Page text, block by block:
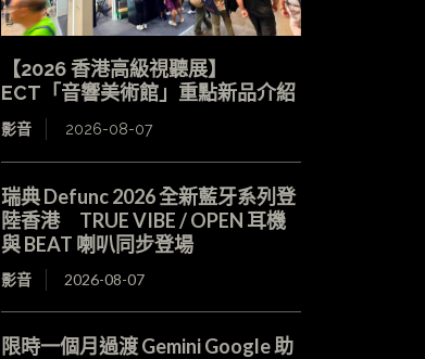
【2026 香港高級視聽展】
ECT「音響美術館」重點新品介紹
影音 2026-08-07
瑞典 Defunc 2026 全新藍牙系列登
陸香港 TRUE VIBE / OPEN 耳機
與 BEAT 喇叭同步登場
影音 2026-08-07
限時一個月過渡 Gemini Google 助